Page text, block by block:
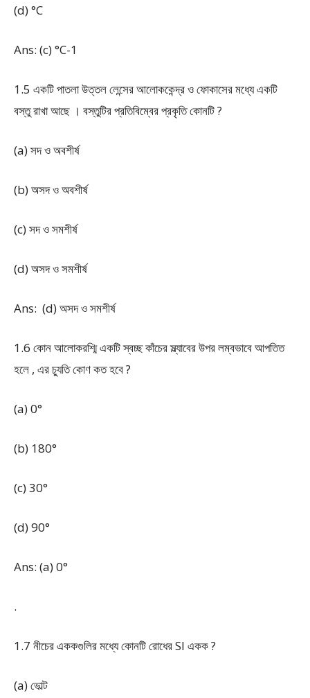
(d) °C
Ans: (c) °C-1
1.5 একটি পাতলা উত্তল লেন্সের আলোককেন্দ্র ও ফোকাসের মধ্যে একটি
বস্তু রাখা আছে । বস্তুটির প্রতিবিম্বের প্রকৃতি কোনটি ?
(a) সদ ও অবশীর্ষ
(b) অসদ ও অবশীর্ষ
(c) সদ ও সমশীর্ষ
(d) অসদ ও সমশীর্ষ
Ans: (d) অসদ ও সমশীর্ষ
1.6 কোন আলোকরশ্মি একটি স্বচ্ছ কাঁচের স্ল্যাবের উপর লম্বভাবে আপতিত
হলে , এর চ্যুতি কোণ কত হবে ?
(a) 0°
(b) 180°
(c) 30°
(d) 90°
Ans: (a) 0°
.
1.7 নীচের এককগুলির মধ্যে কোনটি রোধের SI একক ?
(a) ভোল্ট